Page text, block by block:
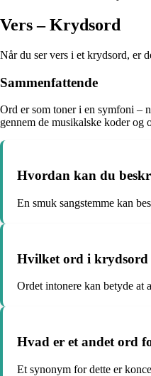
Vers – Krydsord
Når du ser vers i et krydsord, er
Sammenfattende
Ord er som toner i en symfoni –
gennem de musikalske koder
Hvordan kan du
En smuk sangstemme kan
Hvilket ord i krydsord
Ordet intonere kan betyde at
Hvad er et andet ord
Et synonym for dette er